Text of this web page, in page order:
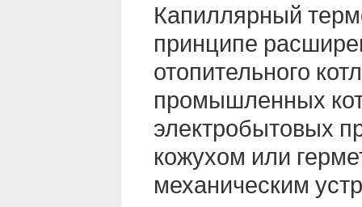
Капиллярный
принципе
отопительного
промышленных
электробытовых
кожухом или
механическим